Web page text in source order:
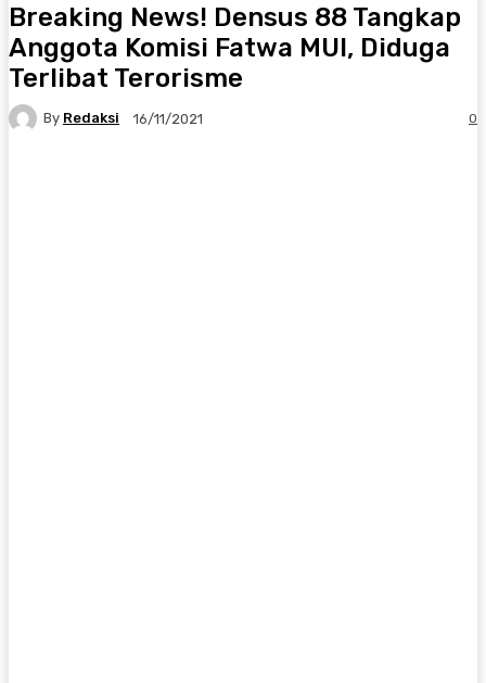
Breaking News! Densus 88 Tangkap
Anggota Komisi Fatwa MUI, Diduga
Terlibat Terorisme
By Redaksi 16/11/2021 0